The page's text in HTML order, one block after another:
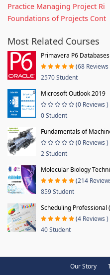
Practice Managing Project Ri
Foundations of Projects Cont
Most Related Courses
Primavera P6
(68 Reviews
2570 Student
Microsoft Outlook 2019
(0 Reviews )
0 Student
Fundamentals of
(0 Reviews )
2 Student
Molecular Biology
(214
859 Student
Scheduling Professional
(4 Reviews )
40 Student
Our Story